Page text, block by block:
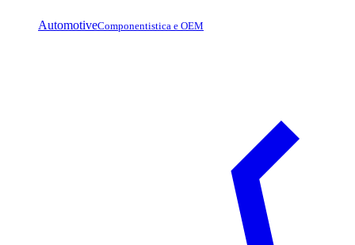
AutomotiveComponentistica e OEM